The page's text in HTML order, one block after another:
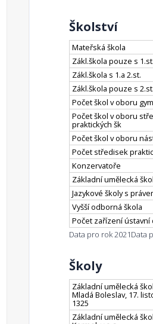
Školství
Mateřská škola
Zákl.škola pouze s 1.st.
Zákl.škola s 1.a 2.st.
Zákl.škola pouze s 2.st.
Počet škol v oboru
Počet škol v oboru
praktických šk
Počet škol v oboru
Počet středisek
Konzervatoře
Základní umělecká
Jazykové školy s
Vyšší odborná škola
Počet zařízení ústavní
Data pro rok 2021Data
Školy
Základní umělecká
Mladá Boleslav, 17.
1325
Základní umělecká